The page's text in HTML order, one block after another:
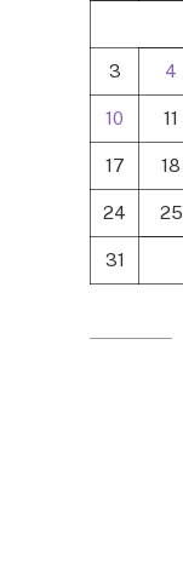
3 4
10 11
17 18
24 25
31